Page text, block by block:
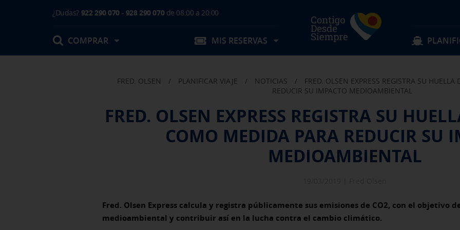
¿Dudas? 922 290 070 - 928 290 070de 08:00 a 20:00
COMPRAR
Horarios
Sigue navegando
Rutas
Tarifas
Ofertas y actividades
Reservas Grupos
MIS RESERVAS
T.Embarque / Resumen de Compra
Localizar mi reserva
Experiencia a bordo Descubre Fred. Olsen
Preguntas frecuentes
Sigue navegando
Objetos perdidos
Sugerencias y quejas
Información al pasajero
Condiciones de transporte
FRED. OLSEN / PLANIFICAR VIAJE / NOTICIAS /
FRED. OLSEN EXPRESS REGISTRA SU
REDUCIR SU IMPACTO MEDIOAMBIENTAL
FRED. OLSEN EXPRESS REGISTRA SU
COMO MEDIDA PARA REDUCIR SU
MEDIOAMBIENTAL
Fred. Olsen Express calcula y registra públicamente sus emisiones de CO2, con el objetivo
medioambiental y contribuir así en la lucha contra el cambio climático.